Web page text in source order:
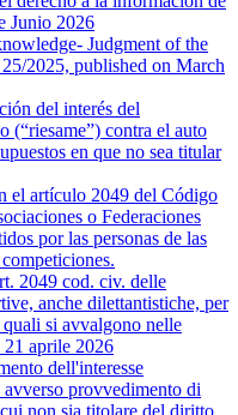
Junio 2026
Judgment of the
2025, published on March
del interés del
(“riesame”) contra el auto
en que no sea titular
el artículo 2049 del Código
o Federaciones
por las personas de las
2049 cod. civ. delle
anche dilettantistiche, per
si avvalgono nelle
aprile 2026
dell'interesse
provvedimento di
non sia titolare del diritto